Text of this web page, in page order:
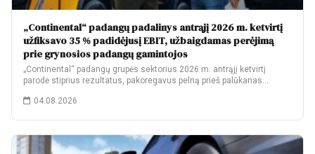
„Continental“ padangų padalinys antrąjį 2026 m. ketvirtį
užfiksavo 35 % padidėjusį EBIT, užbaigdamas perėjimą
prie grynosios padangų gamintojos
„Continental“ padangų grupės sektorius 2026 m. antrąjį ketvirtį
parodė stiprius rezultatus, pakoregavus pelną prieš palūkanas…
04.08.2026